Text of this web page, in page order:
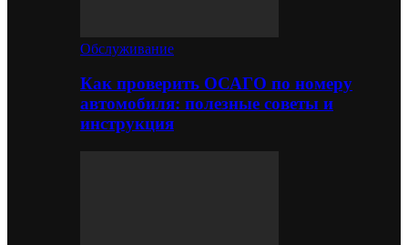
Обслуживание
Как проверить ОСАГО по номеру
автомобиля: полезные советы и
инструкция